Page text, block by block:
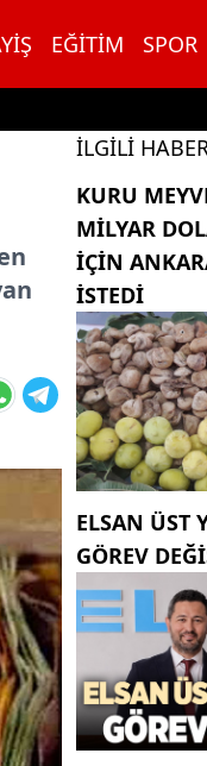
EĞITIM SPOR
İLGILI
KURU
MILYAR
IÇIN
ISTEDI
ELSAN ÜST
GÖREV